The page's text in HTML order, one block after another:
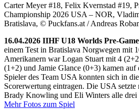
Carter Meyer #18, Felix Kvernstad #19,
Championship 2026 USA – NOR,
Bratislava, © Puckfans.at / Andreas
16.04.2026 IIHF U18 Worlds Pre-
einem Test in Bratislava Norgwegen mit
Amerikanern war Logan Stuart mit 4
(1+2) und Jamie Glance (0+3) kamen auf
Spieler des Team USA konnten sich in
Scorerwertung eintragen. Die USA
Brady Knowling und Eli Winters alle drei
Mehr Fotos zum Spiel